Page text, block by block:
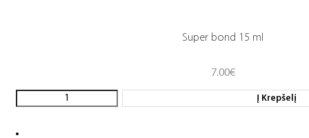
Super bond 15 ml
7.00€
Į Krepšelį